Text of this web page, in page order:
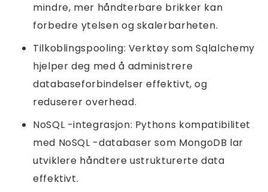
mindre, mer håndterbare brikker kan
forbedre ytelsen og skalerbarheten.
Tilkoblingspooling: Verktøy som Sqlalchemy
hjelper deg med å administrere
databaseforbindelser effektivt, og
reduserer overhead.
NoSQL -integrasjon: Pythons kompatibilitet
med NoSQL -databaser som MongoDB lar
utviklere håndtere ustrukturerte data
effektivt.